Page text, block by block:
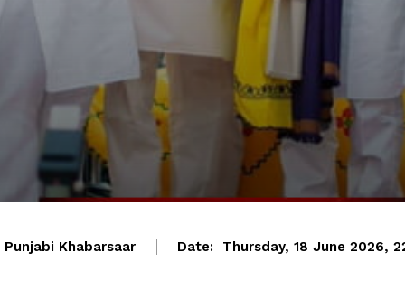
Punjabi Khabarsaar Date: Thursday, 18 June 2026,